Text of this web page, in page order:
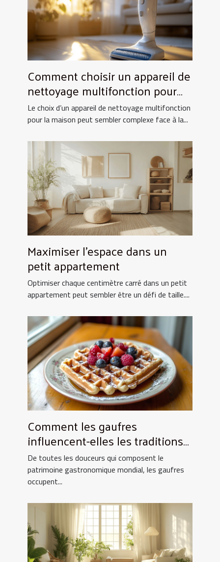
Comment choisir un appareil de
nettoyage multifonction pour
votre maison ?
Le choix d’un appareil de nettoyage multifonction
pour la maison peut sembler complexe face à la...
Maximiser l'espace dans un
petit appartement
Optimiser chaque centimètre carré dans un petit
appartement peut sembler être un défi de taille....
Comment les gaufres
influencent-elles les traditions
culinaires ?
De toutes les douceurs qui composent le
patrimoine gastronomique mondial, les gaufres
occupent...